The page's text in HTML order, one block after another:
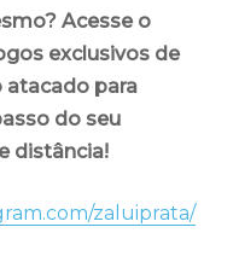
Acesse o
exclusivos de
atacado para
do seu
distância!
zaluiprata/